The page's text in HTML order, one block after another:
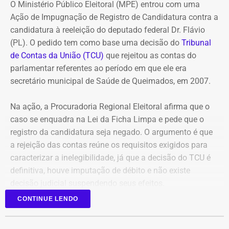
O governo também sustenta que os responsáveis pela
Refit descumpriram o parcelamento especial firmado
para quitar débitos tributários. Conforme a PGE, as
parcelas deixaram de ser pagas por mais de 90 dias,
situação que, segundo a legislação, autoriza o
Outro ponto destacado é que, mesmo após aderir ao
parcelamento, a empresa teria acumulado mais de R$ 1,8
bilhão em novos débitos com o Estado. Segundo a
Procuradoria, esse montante supera em mais do que o
dobro o valor pago durante a vigência do acordo,
regularizar sua situação fiscal.
Na avaliação da PGE, manter a recuperação judicial
O Ministério Público Eleitoral (MPE) entrou com uma
Ação de Impugnação de Registro de Candidatura contra a
candidatura à reeleição do deputado federal Dr. Flávio
(PL). O pedido tem como base uma decisão do Tribunal
de Contas da União (TCU) que rejeitou as contas do
parlamentar referentes ao período em que ele era
secretário municipal de Saúde de Queimados, em 2007.
Na ação, a Procuradoria Regional Eleitoral afirma que o
caso se enquadra na Lei da Ficha Limpa e pede que o
registro da candidatura seja negado. O argumento é que
a rejeição das contas reúne os requisitos exigidos para
caracterizar a inelegibilidade, já que a decisão do TCU é
definitiva, houve imputação de débito e não existe
Atualmente deputado federal, Dr. Flávio também foi
CONTINUE LENDO